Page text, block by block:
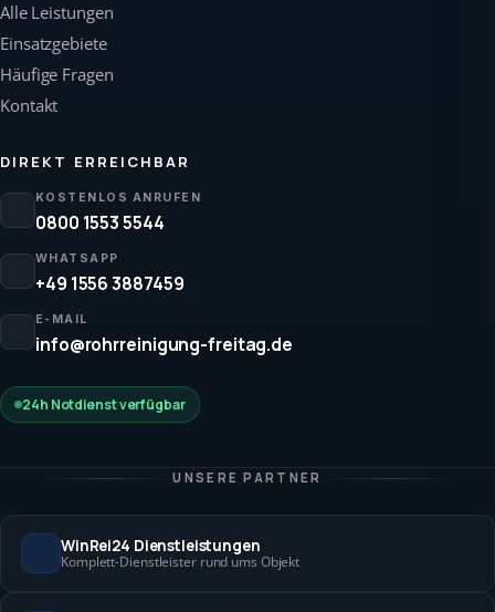
Alle Leistungen
Einsatzgebiete
Häufige Fragen
Kontakt
DIREKT ERREICHBAR
KOSTENLOS ANRUFEN
0800 1553 5544
WHATSAPP
+49 1556 3887459
E-MAIL
info@rohrreinigung-freitag.de
24h Notdienst verfügbar
UNSERE PARTNER
WinRei24 Dienstleistungen
Komplett-Dienstleister rund ums Objekt